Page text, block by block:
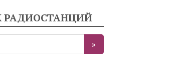
РАДИОСТАНЦИЙ